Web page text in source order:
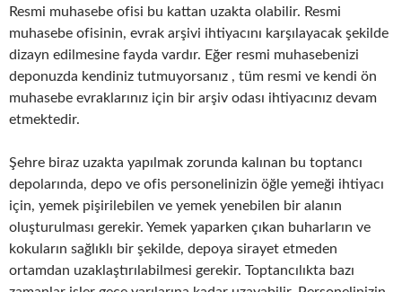
Resmi muhasebe ofisi bu kattan uzakta olabilir. Resmi
muhasebe ofisinin, evrak arşivi ihtiyacını karşılayacak şekilde
dizayn edilmesine fayda vardır. Eğer resmi muhasebenizi
deponuzda kendiniz tutmuyorsanız , tüm resmi ve kendi ön
muhasebe evraklarınız için bir arşiv odası ihtiyacınız devam
etmektedir.
Şehre biraz uzakta yapılmak zorunda kalınan bu toptancı
depolarında, depo ve ofis personelinizin öğle yemeği ihtiyacı
için, yemek pişirilebilen ve yemek yenebilen bir alanın
oluşturulması gerekir. Yemek yaparken çıkan buharların ve
kokuların sağlıklı bir şekilde, depoya sirayet etmeden
ortamdan uzaklaştırılabilmesi gerekir. Toptancılıkta bazı